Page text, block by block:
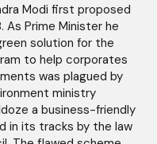
Modi first proposed
Prime Minister he
solution for the
to help corporates
was plagued by
ministry
a business-friendly
in its tracks by the law